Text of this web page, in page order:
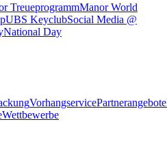
TreueprogrammManor World
UBS KeyclubSocial Media @
National Day
VorhangservicePartnerangebote
Wettbewerbe